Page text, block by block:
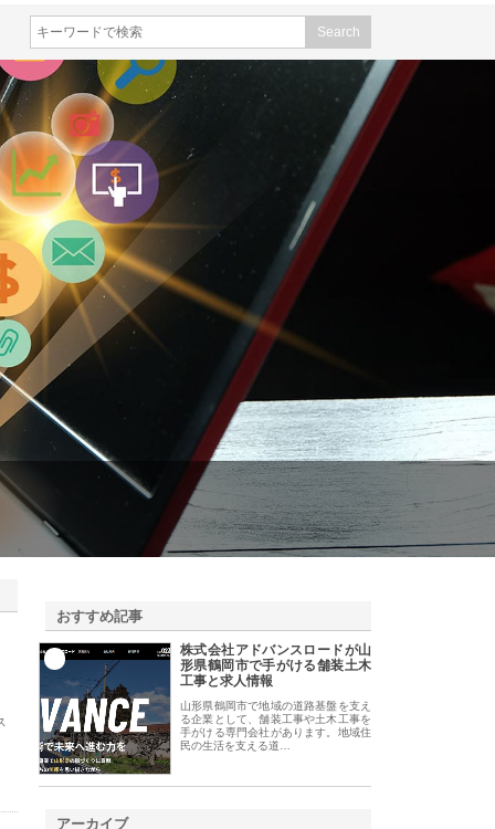
おすすめ記事
株式会社アドバンスロードが山
形県鶴岡市で手がける舗装土木
工事と求人情報
山形県鶴岡市で地域の道路基盤を支え
る企業として、舗装工事や土木工事を
手がける専門会社があります。地域住
民の生活を支える道…
アーカイブ